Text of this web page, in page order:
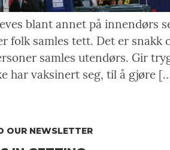
blant annet på innendørs
folk samles tett. Det er snakk
samles utendørs. Gir
har vaksinert seg, til å gjøre
OUR NEWSLETTER